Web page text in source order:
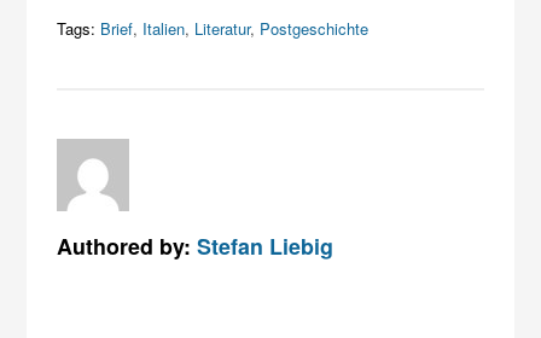
Tags: Brief, Italien, Literatur, Postgeschichte
Authored by:Stefan Liebig